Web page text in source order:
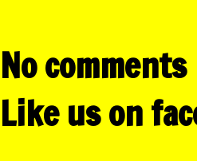
No comments
Like us on